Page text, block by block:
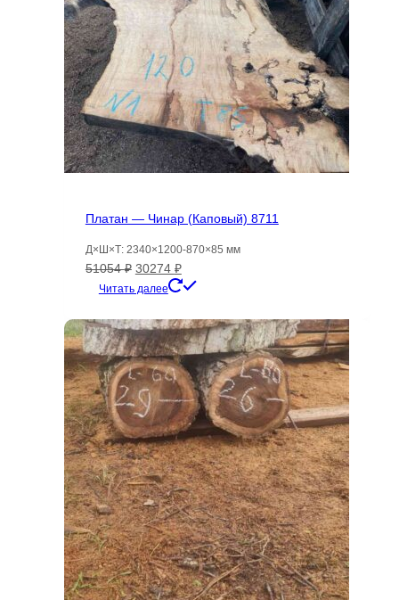
Платан — Чинар (Каповый) 8711
Д×Ш×Т: 2340×1200-870×85 мм
51054₽ Первоначальная
цена
51054 ₽.
30274 ₽Текущая
цена:
Читать далее